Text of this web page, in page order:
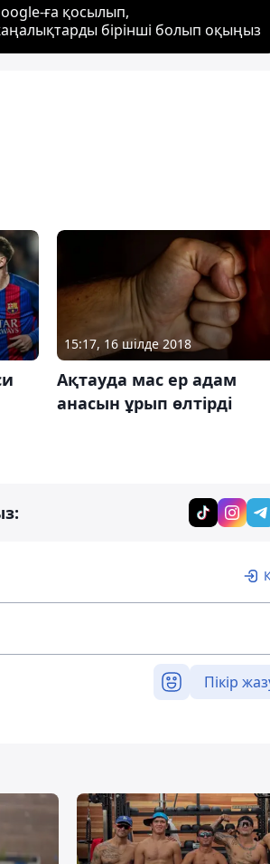
ға қосылып,
бірінші болып оқыңыз
15:17, 16 шілде 2018
Ақтауда мас ер адам
анасын ұрып өлтірді
Пікір